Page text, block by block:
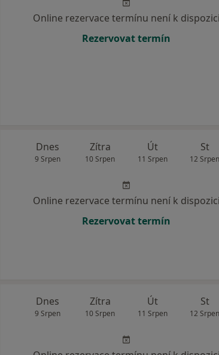
Online rezervace termínu není k dispozici
Rezervovat termín
Dnes
9 Srpen
Zítra
10 Srpen
Út
11 Srpen
St
12 Srpen
Online rezervace termínu není k dispozici
Rezervovat termín
Dnes
9 Srpen
Zítra
10 Srpen
Út
11 Srpen
St
12 Srpen